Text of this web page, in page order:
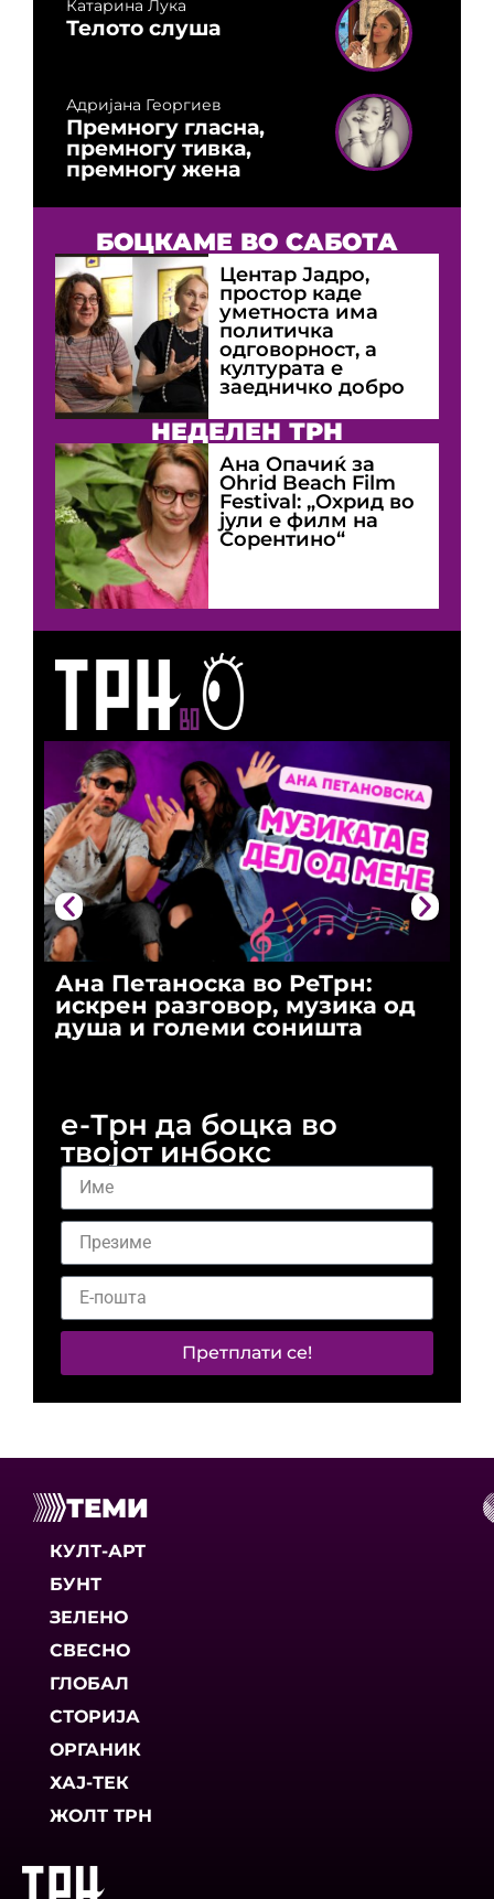
Ана Петаноска во РеТрн:
искрен разговор, музика од
душа и големи соништа
Катарина Лука
Телото слуша
Адријана Георгиев
Премногу гласна,
премногу тивка,
премногу жена
БОЦКАМЕ ВО САБОТА
Центар Јадро,
простор каде
уметноста има
политичка
одговорност, а
културата е
заедничко добро
НЕДЕЛЕН ТРН
Ана Опачиќ за
Оhrid Beach Film
Festival: „Охрид во
јули е филм на
Сорентино“
е-Трн да боцка во
твојот инбокс
Претплати се!
ТЕМИ
КУЛТ-АРТ
БУНТ
ЗЕЛЕНО
СВЕСНО
ГЛОБАЛ
СТОРИЈА
ОРГАНИК
ХАЈ-ТЕК
ЖОЛТ ТРН